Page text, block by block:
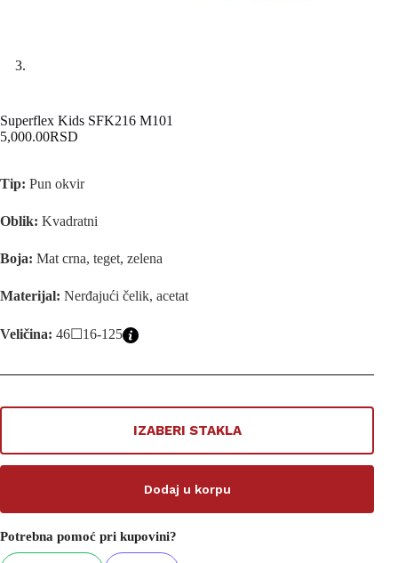
Superflex Kids SFK216 M101
5,000.00RSD
Tip: Pun okvir
Oblik: Kvadratni
Boja: Mat crna, teget, zelena
Materijal: Nerđajući čelik, acetat
Veličina: 46☐16-125
IZABERI STAKLA
Dodaj u korpu
Potrebna pomoć pri kupovini?